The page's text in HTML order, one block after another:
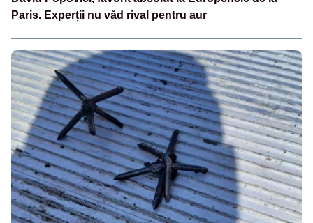
Paris. Experții nu văd rival pentru aur